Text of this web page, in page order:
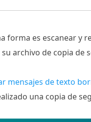
es escanear y
archivo de copia
mensajes de texto
una copia de